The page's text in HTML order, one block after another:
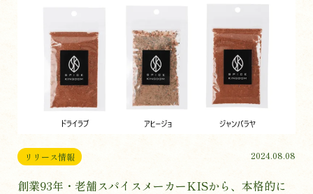
リリース情報 2024.08.08
創業93年・老舗スパイスメーカーKISから、本格的に